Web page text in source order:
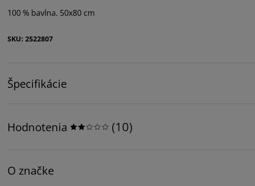
100 % bavlna. 50x80 cm
SKU: 2522807
Špecifikácie
Hodnotenia (10)
O značke